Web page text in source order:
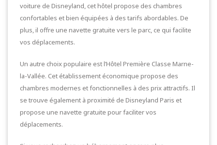
voiture de Disneyland, cet hôtel propose des chambres
confortables et bien équipées à des tarifs abordables. De
plus, il offre une navette gratuite vers le parc, ce qui facilite
vos déplacements.
Un autre choix populaire est l’Hôtel Première Classe Marne-
la-Vallée. Cet établissement économique propose des
chambres modernes et fonctionnelles à des prix attractifs. Il
se trouve également à proximité de Disneyland Paris et
propose une navette gratuite pour faciliter vos
déplacements.